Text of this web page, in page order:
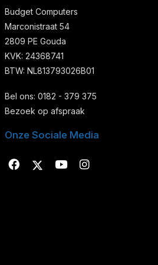
Budget Computers
Marconistraat 54
2809 PE Gouda
KVK: 24368741
BTW: NL813793026B01
Bel ons: 0182 - 379 375
Bezoek op afspraak
Onze Sociale Media